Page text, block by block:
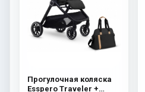
Прогулочная коляска
Esspero Traveler +